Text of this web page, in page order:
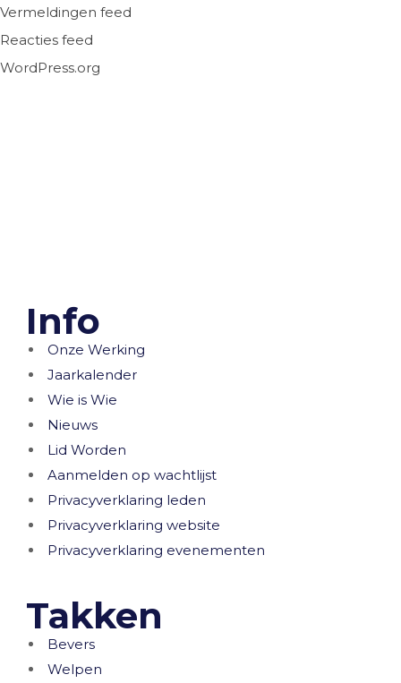
Vermeldingen feed
Reacties feed
WordPress.org
Info
Onze Werking
Jaarkalender
Wie is Wie
Nieuws
Lid Worden
Aanmelden op wachtlijst
Privacyverklaring leden
Privacyverklaring website
Privacyverklaring evenementen
Takken
Bevers
Welpen